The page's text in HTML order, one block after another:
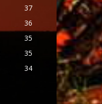
37
36
35
35
34